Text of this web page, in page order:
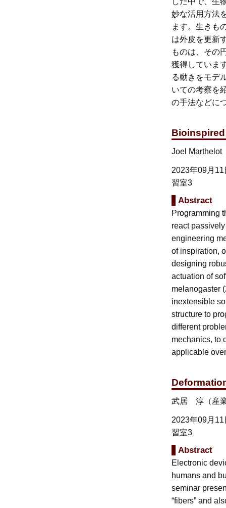
妙な活用方法
ます。生きも
は外皮を更新
ものは、その
獲得していま
る動きをモデ
いての考察を
の手法などに
Joel Marthelot
2023年09月
習室3
Abstract
Programming
react
engineering
of inspiration,
designing
actuation of
melanogaster
inextensible
structure to
different
mechanics, to
applicable
武居 淳（産
2023年09月
習室3
Abstract
Electronic
humans and
seminar
“fibers” and